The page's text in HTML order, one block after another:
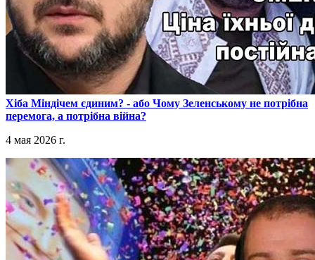
​Хіба Міндічем єдиним? - або Чому Зеленському не потрібна
перемога, а потрібна війна?
4 мая 2026 г.